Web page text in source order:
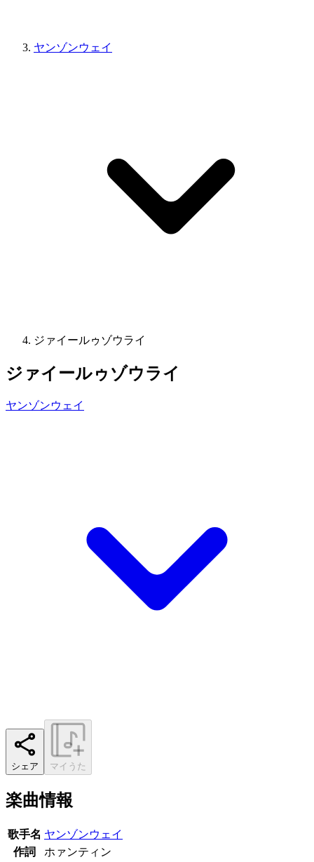
ヤンゾンウェイ
ジァイールゥゾウライ
ジァイールゥゾウライ
ヤンゾンウェイ
シェア マイうた
楽曲情報
歌手名 ヤンゾンウェイ
作詞
ホァンティン